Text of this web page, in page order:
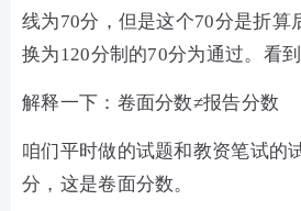
线为70分，但是这个70分是折算
换为120分制的70分为通过。看
解释一下：卷面分数≠报告分数
咱们平时做的试题和教资笔试的
分，这是卷面分数。